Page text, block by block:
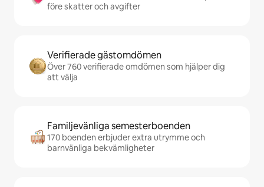
före skatter och avgifter
Verifierade gästomdömen
Över 760 verifierade omdömen som hjälper dig
att välja
Familjevänliga semesterboenden
170 boenden erbjuder extra utrymme och
barnvänliga bekvämligheter